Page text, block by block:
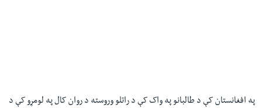
په افغانستان کې د طالبانو په واک کې د راتلو وروسته د روان کال په لومړو کې د